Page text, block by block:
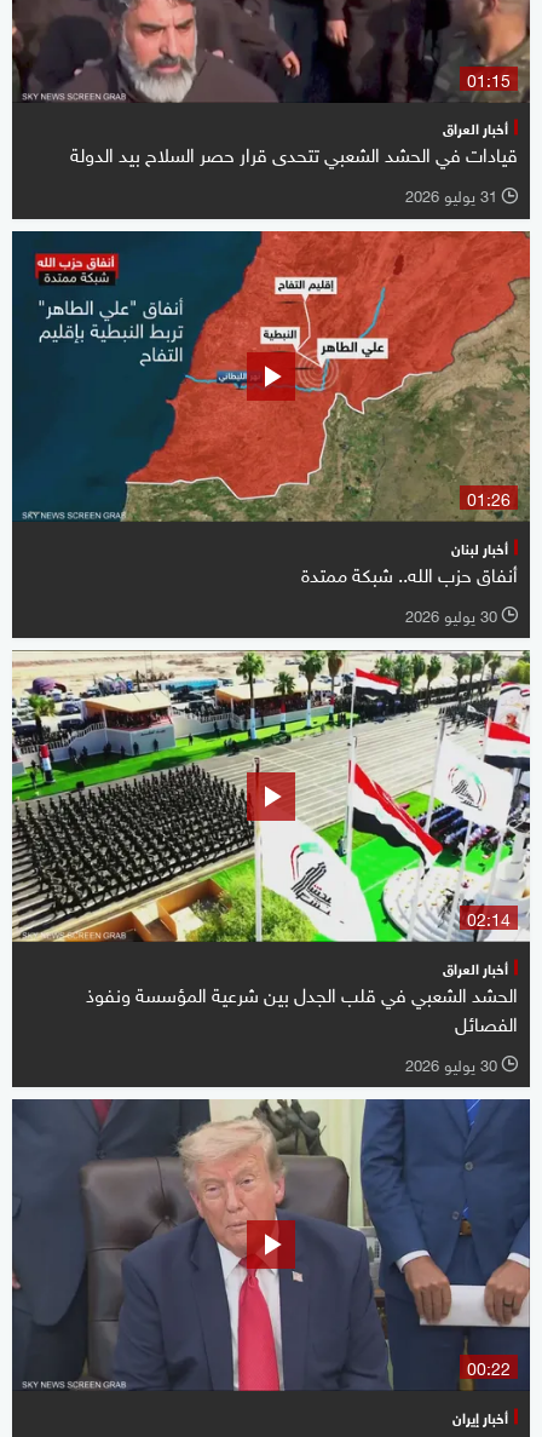
01:15
أخبار العراق
قيادات في الحشد الشعبي تتحدى قرار حصر السلاح بيد الدولة
l 31 يوليو 2026
01:26
أخبار لبنان
أنفاق حزب الله.. شبكة ممتدة
l 30 يوليو 2026
02:14
أخبار العراق
الحشد الشعبي في قلب الجدل بين شرعية المؤسسة ونفوذ
الفصائل
l 30 يوليو 2026
00:22
أخبار إيران